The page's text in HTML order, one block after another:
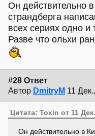
Он действительно
страндберга
всех сериях одно и
Разве что ольхи
#28 Ответ
Автор DmitryM 11
Цитата: Toxin от 11
Он действительно в